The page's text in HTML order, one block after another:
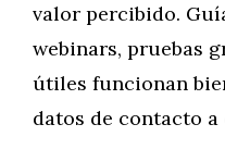
valor percibido.
webinars, pruebas
útiles funcionan
datos de contacto